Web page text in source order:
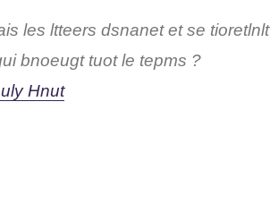
les letetrs dsnenat et se tiortenllt
bonguet tuot le tpems ?
Hnut